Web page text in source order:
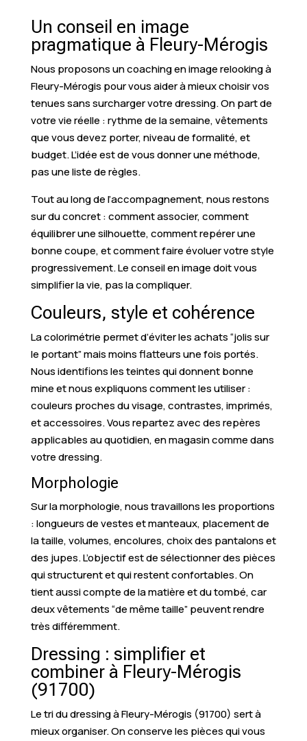
Un conseil en image
pragmatique à Fleury-Mérogis
Nous proposons un coaching en image relooking à
Fleury-Mérogis pour vous aider à mieux choisir vos
tenues sans surcharger votre dressing. On part de
votre vie réelle : rythme de la semaine, vêtements
que vous devez porter, niveau de formalité, et
budget. L’idée est de vous donner une méthode,
pas une liste de règles.
Tout au long de l’accompagnement, nous restons
sur du concret : comment associer, comment
équilibrer une silhouette, comment repérer une
bonne coupe, et comment faire évoluer votre style
progressivement. Le conseil en image doit vous
simplifier la vie, pas la compliquer.
Couleurs, style et cohérence
La colorimétrie permet d’éviter les achats “jolis sur
le portant” mais moins flatteurs une fois portés.
Nous identifions les teintes qui donnent bonne
mine et nous expliquons comment les utiliser :
couleurs proches du visage, contrastes, imprimés,
et accessoires. Vous repartez avec des repères
applicables au quotidien, en magasin comme dans
votre dressing.
Morphologie
Sur la morphologie, nous travaillons les proportions
: longueurs de vestes et manteaux, placement de
la taille, volumes, encolures, choix des pantalons et
des jupes. L’objectif est de sélectionner des pièces
qui structurent et qui restent confortables. On
tient aussi compte de la matière et du tombé, car
deux vêtements “de même taille” peuvent rendre
très différemment.
Dressing : simplifier et
combiner à Fleury-Mérogis
(91700)
Le tri du dressing à Fleury-Mérogis (91700) sert à
mieux organiser. On conserve les pièces qui vous